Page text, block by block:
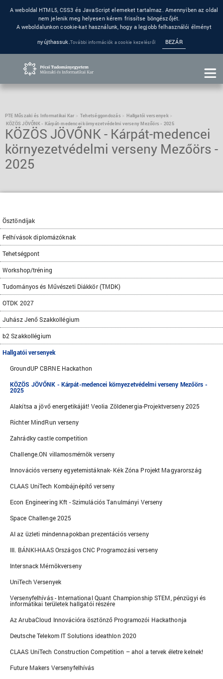
A weboldal HTML5, CSS3 és JavaScript elemeket tartalmaz. Amennyiben az oldal
nem jelenik meg helyesen kérem frissítse böngészőjét.
A weboldalunkon cookie-kat használunk, hogy a legjobb felhasználói élményt
nyújthassuk. További információk a cookie kezelésről BEZÁR
PTE Műszaki és Informatikai Kar Tehetséggondozás
Hallgatói versenyek
KÖZÖS JÖVŐNK - Kárpát-medencei környezetvédelmi verseny Mezőörs - 2025
KÖZÖS JÖVŐNK - Kárpát-medencei
környezetvédelmi verseny Mezőörs -
2025
Ösztöndíjak
Felhívások diplomázóknak
Tehetségpont
Workshop/tréning
Tudományos és Művészeti Diákkör (TMDK)
OTDK 2027
Juhász Jenő Szakkollégium
b2 Szakkollégium
Hallgatói versenyek
GroundUP CBRNE Hackathon
KÖZÖS JÖVŐNK - Kárpát-medencei környezetvédelmi verseny Mezőörs -
2025
Alakítsa a jövő energetikáját! Veolia Zöldenergia-Projektverseny 2025
Richter MindRun verseny
Zahrádky castle competition
Challenge.ON villamosmérnök verseny
Innovációs verseny egyetemistáknak- Kék Zóna Projekt Magyarország
CLAAS UniTech Kombájnépítő verseny
Econ Engineering Kft - Szimulációs Tanulmányi Verseny
Space Challenge 2025
AI az üzleti mindennapokban prezentációs verseny
III. BÁNKI-HAAS Országos CNC Programozási verseny
Intersnack Mérnökverseny
UniTech Versenyek
Versenyfelhívás - International Quant Championship STEM, pénzügyi és
informatikai területek hallgatói részére
Az ArubaCloud Innovációra ösztönző Programozói Hackathonja
Deutsche Telekom IT Solutions ideathlon 2020
CLAAS UniTech Construction Competition – ahol a tervek életre kelnek!
Future Makers Versenyfelhívás